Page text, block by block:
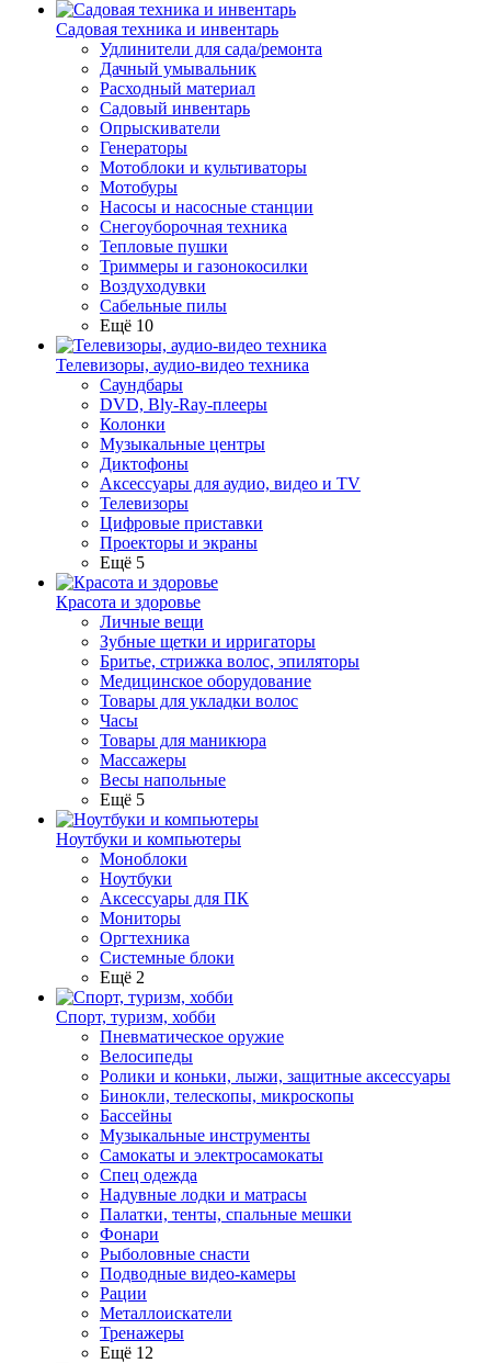
Садовая техника и инвентарь
Удлинители для сада/ремонта
Дачный умывальник
Расходный материал
Садовый инвентарь
Опрыскиватели
Генераторы
Мотоблоки и культиваторы
Мотобуры
Насосы и насосные станции
Снегоуборочная техника
Тепловые пушки
Триммеры и газонокосилки
Воздуходувки
Сабельные пилы
Ещё 10
Телевизоры, аудио-видео техника
Саундбары
DVD, Bly-Ray-плееры
Колонки
Музыкальные центры
Диктофоны
Аксессуары для аудио, видео и TV
Телевизоры
Цифровые приставки
Проекторы и экраны
Ещё 5
Красота и здоровье
Личные вещи
Зубные щетки и ирригаторы
Бритье, стрижка волос, эпиляторы
Медицинское оборудование
Товары для укладки волос
Часы
Товары для маникюра
Массажеры
Весы напольные
Ещё 5
Ноутбуки и компьютеры
Моноблоки
Ноутбуки
Аксессуары для ПК
Мониторы
Оргтехника
Системные блоки
Ещё 2
Спорт, туризм, хобби
Пневматическое оружие
Велосипеды
Ролики и коньки, лыжи, защитные аксессуары
Бинокли, телескопы, микроскопы
Бассейны
Музыкальные инструменты
Самокаты и электросамокаты
Спец одежда
Надувные лодки и матрасы
Палатки, тенты, спальные мешки
Фонари
Рыболовные снасти
Подводные видео-камеры
Рации
Металлоискатели
Тренажеры
Ещё 12